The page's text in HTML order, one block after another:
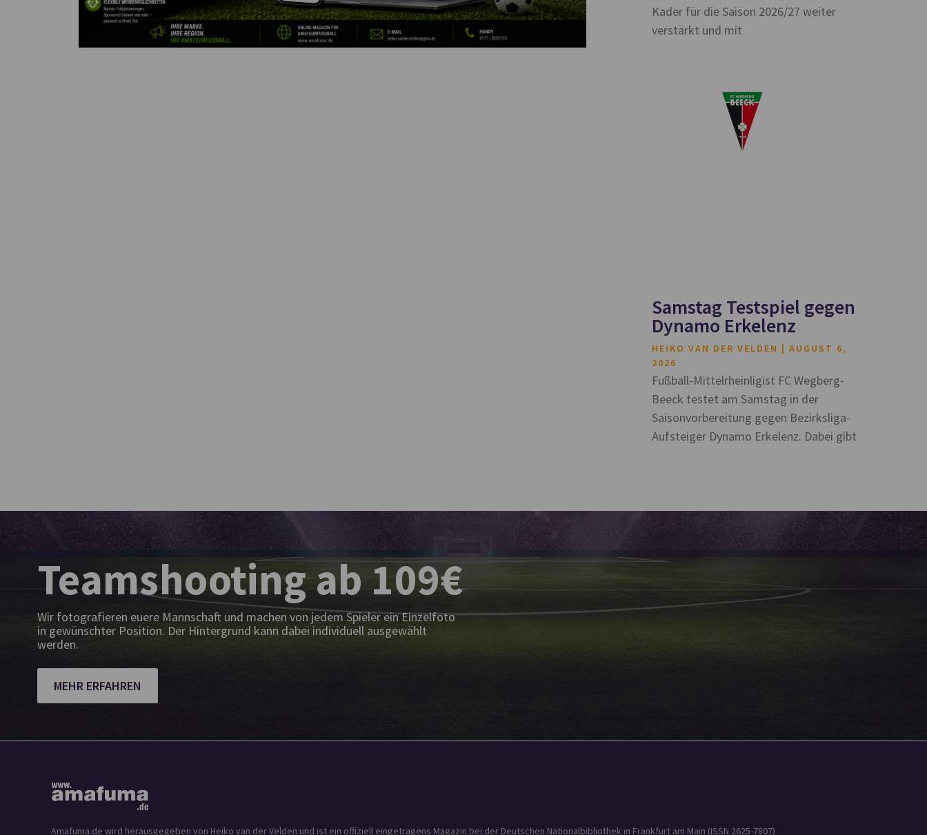
Kader für die Saison 2026/27 weiter
verstärkt und mit
Samstag Testspiel gegen
Dynamo Erkelenz
HEIKO VAN DER VELDEN
AUGUST 6,
2026
Fußball-Mittelrheinligist FC Wegberg-
Beeck testet am Samstag in der
Saisonvorbereitung gegen Bezirksliga-
Aufsteiger Dynamo Erkelenz. Dabei gibt
Teamshooting ab 109€
Wir fotografieren euere Mannschaft und machen von jedem Spieler ein Einzelfoto
in gewünschter Position. Der Hintergrund kann dabei individuell ausgewählt
werden.
MEHR ERFAHREN
Amafuma.de wird herausgegeben von Heiko van der Velden und ist ein offiziell eingetragens Magazin bei der Deutschen Nationalbibliothek in Frankfurt am Main (ISSN 2625-7807)